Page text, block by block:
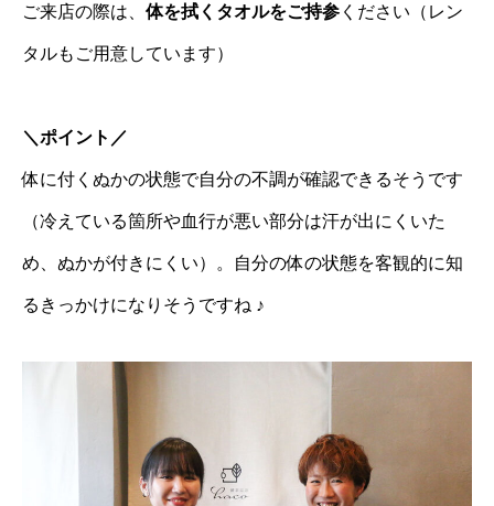
ご来店の際は、 体を拭くタオルをご持参 ください（レン
タルもご用意しています）
＼ポイント／
体に付くぬかの状態で自分の不調が確認できるそうです
（冷えている箇所や血行が悪い部分は汗が出にくいた
め、ぬかが付きにくい）。自分の体の状態を客観的に知
るきっかけになりそうですね ♪